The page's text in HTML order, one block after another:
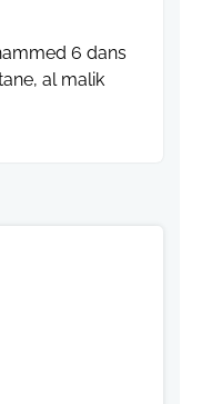
6 dans
al malik